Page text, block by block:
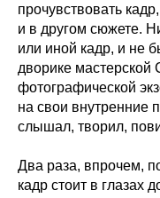
прочувствовать
и в другом сюжете.
или иной кадр, и не
дворике мастерской
фотографической
на свои внутренние
слышал, творил,
Два раза, впрочем,
кадр стоит в глазах